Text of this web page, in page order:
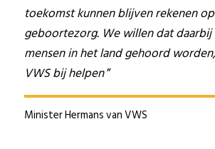
toekomst kunnen blijven rekenen
geboortezorg. We willen dat
mensen in het land gehoord
VWS bij helpen
Minister Hermans van VWS